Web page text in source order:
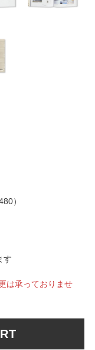
）
す
は承っておりませ